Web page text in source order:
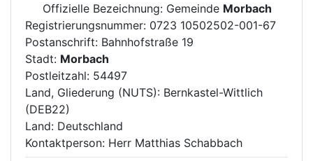
Offizielle Bezeichnung: Gemeinde Morbach
Registrierungsnummer: 0723 10502502-001-67
Postanschrift: Bahnhofstraße 19
Stadt: Morbach
Postleitzahl: 54497
Land, Gliederung (NUTS): Bernkastel-Wittlich
(DEB22)
Land: Deutschland
Kontaktperson: Herr Matthias Schabbach